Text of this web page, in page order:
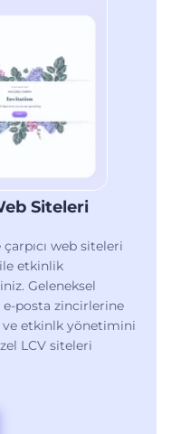
Siteleri
web siteleri
etkinlik
Geleneksel
posta zincirlerine
ve etkinlk yönetimini
LCV siteleri